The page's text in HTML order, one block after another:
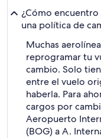
¿Cómo
una política de
Muchas
reprogramar tu
cambio. Solo
entre el vuelo
haberla. Para
cargos por
Aeropuerto
(BOG) a A.